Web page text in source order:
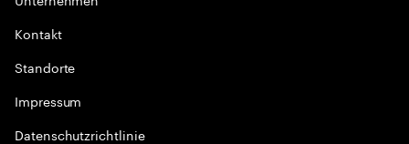
Kontakt
Standorte
Impressum
Datenschutzrichtlinie